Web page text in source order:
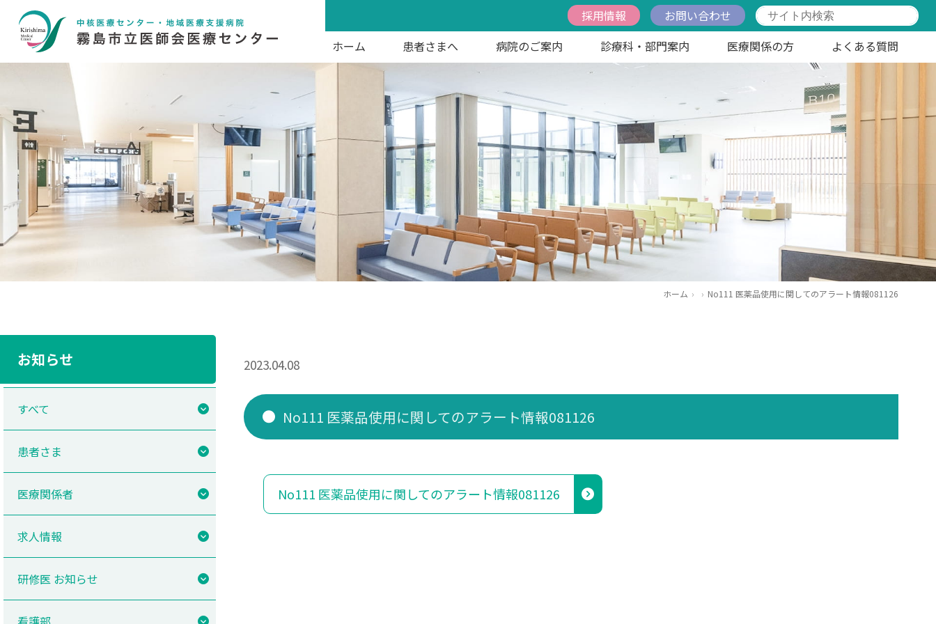
採用情報
お問い合わせ
ホーム
患者さまへ 病院のご案内 診療科・部門案内 医療関係の方 よくある質問
ホーム No111 医薬品使用に関してのアラート情報081126
お知らせ
すべて
患者さま
医療関係者
求人情報
研修医 お知らせ
2023.04.08
No111 医薬品使用に関してのアラート情報081126
No111 医薬品使用に関してのアラート情報081126